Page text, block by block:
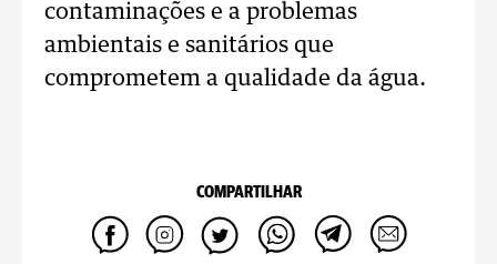
contaminações e a problemas
ambientais e sanitários que
comprometem a qualidade da água.
COMPARTILHAR